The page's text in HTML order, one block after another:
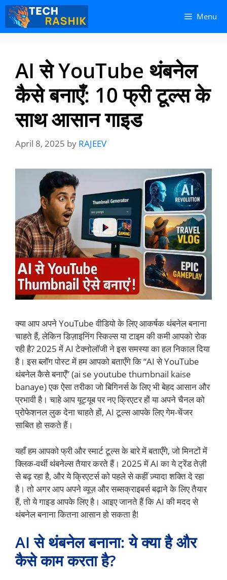
Skip
content
Skip
content
Menu
AI से YouTube थंबनेल
कैसे बनाएँ: 10 फ्री टूल्स के
साथ आसान गाइड
April 8, 2025 by RAJEEV
क्या आप अपने YouTube वीडियो के लिए आकर्षक थंबनेल बनाना
चाहते हैं, लेकिन डिज़ाइनिंग स्किल्स या टाइम की कमी आपको रोक
रही है? 2025 में AI टेक्नोलॉजी ने इस समस्या का हल निकाल दिया
है। इस ब्लॉग पोस्ट में हम आपको बताएँगे कि “AI से YouTube
थंबनेल कैसे बनाएँ” (ai se youtube thumbnail kaise
banaye) एक ऐसा तरीका जो बिगिनर्स के लिए भी बेहद आसान और
प्रभावी है। चाहे आप यूट्यूब पर नए क्रिएटर हों या अपने चैनल को
प्रोफेशनल लुक देना चाहते हों, AI टूल्स आपके लिए गेम-चेंजर
साबित हो सकते हैं।
यहाँ हम आपको फ्री और स्मार्ट टूल्स के बारे में बताएँगे, जो मिनटों में
क्लिक-वर्थी थंबनेल्स तैयार करते हैं। 2025 में AI का ये ट्रेंड तेज़ी
से बढ़ रहा है, और ये क्रिएटर्स को पहले से कहीं ज़्यादा शक्ति दे रहा
है। तो अगर आप अपने व्यूज़ और सब्सक्राइबर्स बढ़ाने के लिए तैयार
हैं, तो ये गाइड आपके लिए है। आइए जानते हैं कि AI की मदद से
थंबनेल बनाना कितना आसान हो सकता है!
AI से थंबनेल बनाना: ये क्या है और
कैसे काम करता है?